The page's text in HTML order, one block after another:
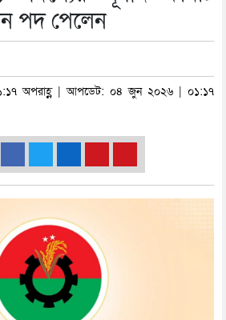
পদ পেলেন
অপরাহ্ণ | আপডেট: ০৪ জুন ২০২৬ | ০১:১৭